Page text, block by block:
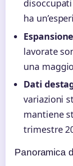
ha
lavorate
una
Dati
variazioni
mantiene
trimestre
Panoramica